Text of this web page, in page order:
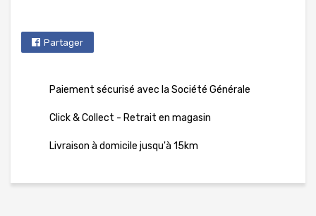
Partager
Paiement sécurisé avec la Société Générale
Click & Collect - Retrait en magasin
Livraison à domicile jusqu'à 15km